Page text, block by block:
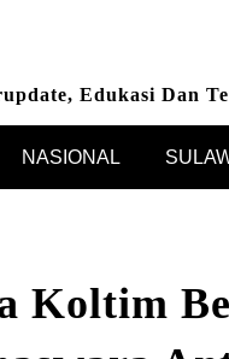
Edukasi Dan
NASIONAL
Koltim